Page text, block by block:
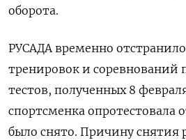
оборота.
РУСАДА временно
тренировок и соревнований
тестов, полученных 8
спортсменка опротестовала
было снято. Причину снятия